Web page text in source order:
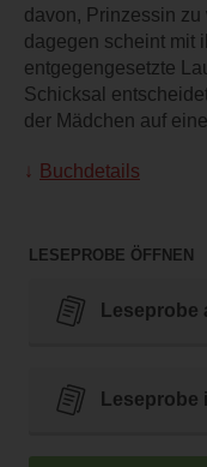
davon, Prinzessin
dagegen scheint mit
entgegengesetzte
Schicksal
der Mädchen auf
Buchdetails
LESEPROBE ÖFFNEN
Leseprobe
Leseprobe